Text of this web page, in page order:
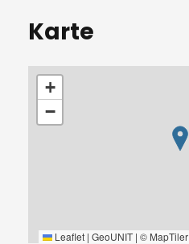
Karte
+
−
Leaflet | GeoUNIT | © MapTiler